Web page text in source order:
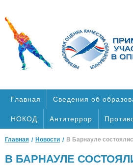
Главная Cведения об
НОКОД Антитеррор
Главная Новости В Барнауле
В БАРНАУЛЕ